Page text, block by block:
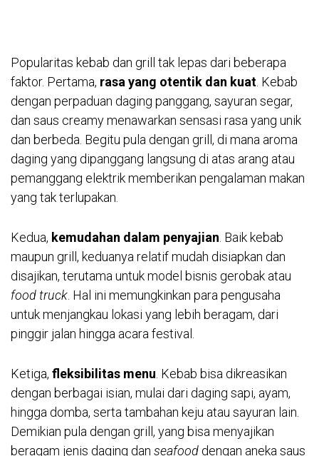
Popularitas kebab dan grill tak lepas dari beberapa
faktor. Pertama, rasa yang otentik dan kuat . Kebab
dengan perpaduan daging panggang, sayuran segar,
dan saus creamy menawarkan sensasi rasa yang unik
dan berbeda. Begitu pula dengan grill, di mana aroma
daging yang dipanggang langsung di atas arang atau
pemanggang elektrik memberikan pengalaman makan
yang tak terlupakan.
Kedua, kemudahan dalam penyajian . Baik kebab
maupun grill, keduanya relatif mudah disiapkan dan
disajikan, terutama untuk model bisnis gerobak atau
food truck . Hal ini memungkinkan para pengusaha
untuk menjangkau lokasi yang lebih beragam, dari
pinggir jalan hingga acara festival.
Ketiga, fleksibilitas menu . Kebab bisa dikreasikan
dengan berbagai isian, mulai dari daging sapi, ayam,
hingga domba, serta tambahan keju atau sayuran lain.
Demikian pula dengan grill, yang bisa menyajikan
beragam jenis daging dan seafood dengan aneka saus